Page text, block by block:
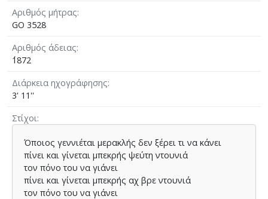
Αριθμός μήτρας
GO 3528
Αριθμός άδειας
΄1872
Διάρκεια ηχογράφησης
3' 11''
Στίχοι
Όποιος γεννιέται µερακλής δεν ξέρει τι να κάνει
πίνει και γίνεται µπεκρής ψεύτη ντουνιά
τον πόνο του να γιάνει
πίνει και γίνεται µπεκρής αχ βρε ντουνιά
τον πόνο του να γιάνει